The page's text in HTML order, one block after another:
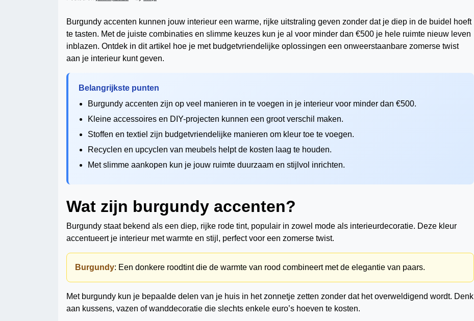
Burgundy accenten kunnen jouw interieur een warme, rijke uitstraling geven zonder dat je diep in de buidel hoeft
te tasten. Met de juiste combinaties en slimme keuzes kun je al voor minder dan €500 je hele ruimte nieuw leven
inblazen. Ontdek in dit artikel hoe je met budgetvriendelijke oplossingen een onweerstaanbare zomerse twist
aan je interieur kunt geven.
Belangrijkste punten
Burgundy accenten zijn op veel manieren in te voegen in je interieur voor minder dan €500.
Kleine accessoires en DIY-projecten kunnen een groot verschil maken.
Stoffen en textiel zijn budgetvriendelijke manieren om kleur toe te voegen.
Recyclen en upcyclen van meubels helpt de kosten laag te houden.
Met slimme aankopen kun je jouw ruimte duurzaam en stijlvol inrichten.
Wat zijn burgundy accenten?
Burgundy staat bekend als een diep, rijke rode tint, populair in zowel mode als interieurdecoratie. Deze kleur
accentueert je interieur met warmte en stijl, perfect voor een zomerse twist.
Burgundy: Een donkere roodtint die de warmte van rood combineert met de elegantie van paars.
Met burgundy kun je bepaalde delen van je huis in het zonnetje zetten zonder dat het overweldigend wordt. Denk
aan kussens, vazen of wanddecoratie die slechts enkele euro’s hoeven te kosten.